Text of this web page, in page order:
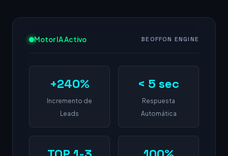
Motor IA Activo BEOFFON ENGINE
+240%
Incremento de
Leads
< 5 sec
Respuesta
Automática